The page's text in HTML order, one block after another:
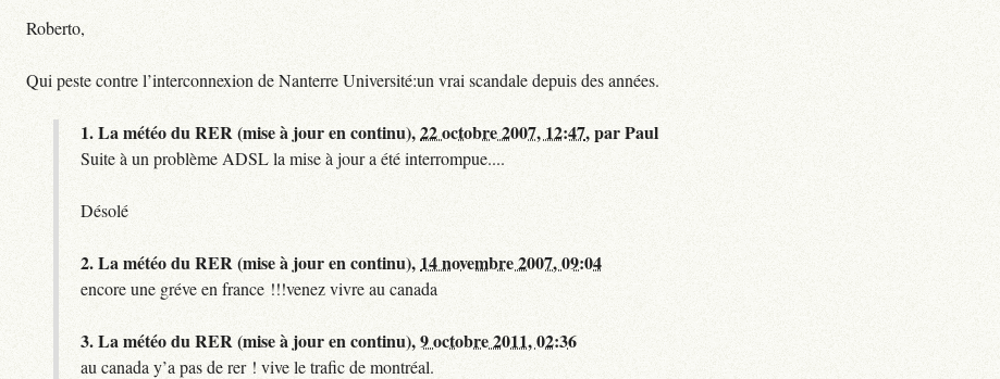
Roberto,
Qui peste contre l’interconnexion de Nanterre Université:un vrai scandale depuis des années.
1.La météo du RER (mise à jour en continu),22 octobre 2007, 12:47,parPaul
Suite à un problème ADSL la mise à jour a été interrompue....
Désolé
2.La météo du RER (mise à jour en continu), 14 novembre 2007, 09:04
encore une gréve en france !!!venez vivre au canada
3.La météo du RER (mise à jour en continu),9 octobre 2011, 02:36
au canada y’a pas de rer ! vive le trafic de montréal.